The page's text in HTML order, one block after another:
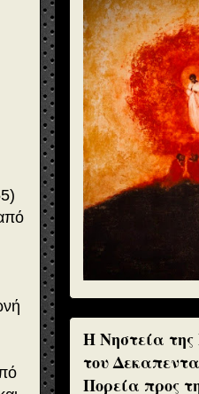
H Νηστεία
του
Πορεία προς